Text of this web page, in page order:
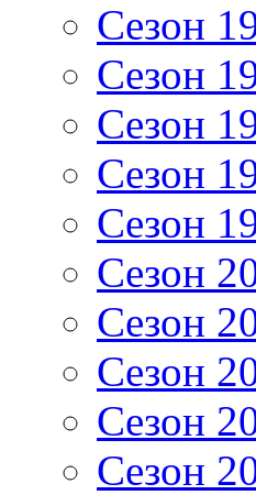
Сезон
Сезон
Сезон
Сезон
Сезон
Сезон
Сезон
Сезон
Сезон
Сезон